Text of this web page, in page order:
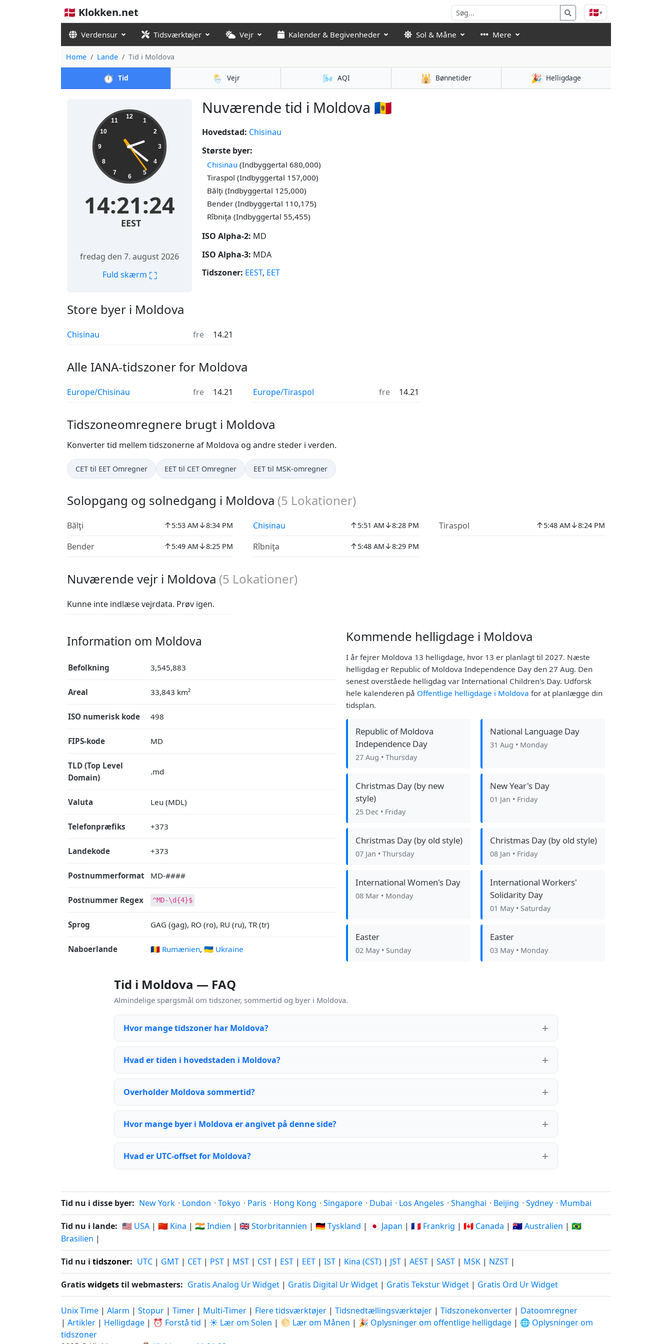
🇩🇰 Klokken.net 🇩🇰▾
Verdensur Tidsværktøjer Vejr Kalender & Begivenheder Sol & Måne Mere
Home Lande Tid i Moldova
⏱️ Tid 🌦️ Vejr 🌬️ AQI 🕌 Bønnetider 🎉 Helligdage
Nuværende tid i Moldova 🇲🇩
12
1
2
3
4
5
6
7
8
9
10
11
14:21:24
EEST
fredag den 7. august 2026
Fuld skærm ⛶
Hovedstad: Chisinau
Største byer:
Chisinau (Indbyggertal 680,000)
Tiraspol (Indbyggertal 157,000)
Bălţi (Indbyggertal 125,000)
Bender (Indbyggertal 110,175)
Rîbniţa (Indbyggertal 55,455)
ISO Alpha-2: MD
ISO Alpha-3: MDA
Tidszoner: EEST, EET
Store byer i Moldova
Chisinau fre 14.21
Alle IANA-tidszoner for Moldova
Europe/Chisinau fre 14.21 Europe/Tiraspol fre 14.21
Tidszoneomregnere brugt i Moldova
Konverter tid mellem tidszonerne af Moldova og andre steder i verden.
CET til EET Omregner EET til CET Omregner EET til MSK-omregner
Solopgang og solnedgang i Moldova (5 Lokationer)
Bălţi ↑5:53 AM↓8:34 PM
Bender ↑5:49 AM↓8:25 PM
Chisinau ↑5:51 AM↓8:28 PM
Rîbniţa ↑5:48 AM↓8:29 PM
Tiraspol ↑5:48 AM↓8:24 PM
Nuværende vejr i Moldova (5 Lokationer)
Kunne inte indlæse vejrdata. Prøv igen.
Information om Moldova
Befolkning 3,545,883
Areal 33,843 km²
ISO numerisk kode 498
FIPS-kode MD
TLD (Top Level
Domain)
.md
Valuta Leu (MDL)
Telefonpræfiks +373
Landekode +373
Postnummerformat MD-####
Postnummer Regex ^MD-\d{4}$
Sprog GAG (gag), RO (ro), RU (ru), TR (tr)
Naboerlande 🇷🇴 Rumænien, 🇺🇦 Ukraine
Kommende helligdage i Moldova
I år fejrer Moldova 13 helligdage, hvor 13 er planlagt til 2027. Næste
helligdag er Republic of Moldova Independence Day den 27 Aug. Den
senest overståede helligdag var International Children's Day. Udforsk
hele kalenderen på Offentlige helligdage i Moldova for at planlægge din
tidsplan.
Republic of Moldova
Independence Day
27 Aug • Thursday
National Language Day
31 Aug • Monday
Christmas Day (by new
style)
25 Dec • Friday
New Year's Day
01 Jan • Friday
Christmas Day (by old style)
07 Jan • Thursday
Christmas Day (by old style)
08 Jan • Friday
International Women's Day
08 Mar • Monday
International Workers'
Solidarity Day
01 May • Saturday
Easter
02 May • Sunday
Easter
03 May • Monday
Tid i Moldova — FAQ
Almindelige spørgsmål om tidszoner, sommertid og byer i Moldova.
Hvor mange tidszoner har Moldova?
Hvad er tiden i hovedstaden i Moldova?
Overholder Moldova sommertid?
Hvor mange byer i Moldova er angivet på denne side?
Hvad er UTC-offset for Moldova?
Tid nu i disse byer: New York · London · Tokyo · Paris · Hong Kong · Singapore · Dubai · Los Angeles · Shanghai · Beijing · Sydney · Mumbai
Tid nu i lande: 🇺🇸 USA | 🇨🇳 Kina | 🇮🇳 Indien | 🇬🇧 Storbritannien | 🇩🇪 Tyskland | 🇯🇵 Japan | 🇫🇷 Frankrig | 🇨🇦 Canada | 🇦🇺 Australien | 🇧🇷
Brasilien |
Tid nu i tidszoner: UTC | GMT | CET | PST | MST | CST | EST | EET | IST | Kina (CST) | JST | AEST | SAST | MSK | NZST |
Gratiswidgetstil webmasters: Gratis Analog Ur Widget | Gratis Digital Ur Widget | Gratis Tekstur Widget | Gratis Ord Ur Widget
Unix Time | Alarm | Stopur | Timer | Multi-Timer | Flere tidsværktøjer | Tidsnedtællingsværktøjer | Tidszonekonverter | Datoomregner
| Artikler | Helligdage | ⏰ Forstå tid | ☀️ Lær om Solen | 🌕 Lær om Månen | 🎉 Oplysninger om offentlige helligdage | 🌐 Oplysninger om
tidszoner